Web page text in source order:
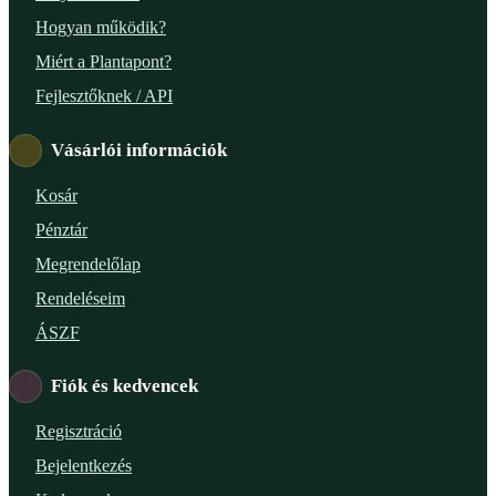
Hogyan működik?
Miért a Plantapont?
Fejlesztőknek / API
Vásárlói információk
Kosár
Pénztár
Megrendelőlap
Rendeléseim
ÁSZF
Fiók és kedvencek
Regisztráció
Bejelentkezés